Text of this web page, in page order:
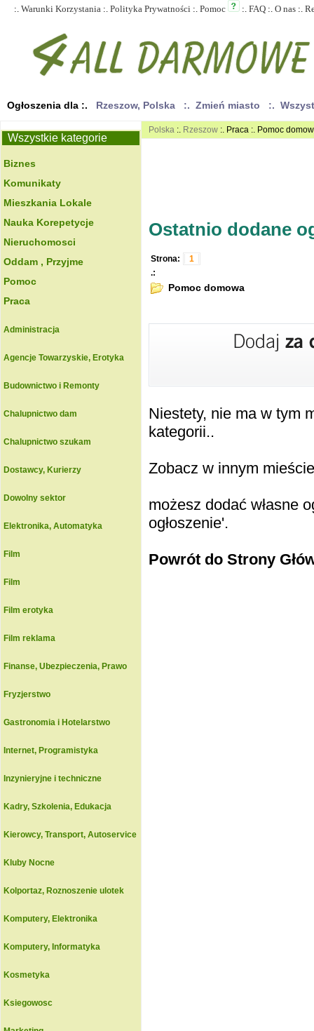
:. Warunki Korzystania :. Polityka Prywatności :. Pomoc :. FAQ :. O nas :.
Ogłoszenia dla :. Rzeszow, Polska :. Zmień miasto :.
Wszystkie kategorie
Biznes
Komunikaty
Mieszkania Lokale
Nauka Korepetycje
Nieruchomosci
Oddam , Przyjme
Pomoc
Praca
Administracja
Agencje Towarzyskie, Erotyka
Budownictwo i Remonty
Chalupnictwo dam
Chalupnictwo szukam
Dostawcy, Kurierzy
Dowolny sektor
Elektronika, Automatyka
Film
Film
Film erotyka
Film reklama
Finanse, Ubezpieczenia, Prawo
Fryzjerstwo
Gastronomia i Hotelarstwo
Internet, Programistyka
Inzynieryjne i techniczne
Kadry, Szkolenia, Edukacja
Kierowcy, Transport, Autoservice
Kluby Nocne
Kolportaz, Roznoszenie ulotek
Komputery, Elektronika
Komputery, Informatyka
Kosmetyka
Ksiegowosc
Polska :. Rzeszow :. Praca :. Pomoc
Ostatnio dodane
Strona:
1
.:
Pomoc domowa
Niestety, nie ma w tym
kategorii..
Zobacz w innym
możesz dodać własne
ogłoszenie'.
Powrót do Strony